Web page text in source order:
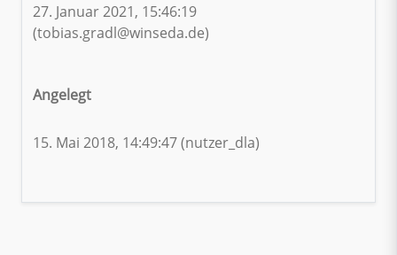
27. Januar 2021, 15:46:19
(tobias.gradl@winseda.de)
Angelegt
15. Mai 2018, 14:49:47 (nutzer_dla)